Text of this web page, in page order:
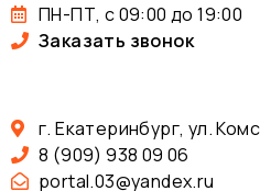
ПН-ПТ, с 09:00 до 19:00
Заказать звонок
г. Екатеринбург, ул.
8 (909) 938 09 06
portal.03@yandex.ru